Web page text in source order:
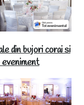
din bujori corai si